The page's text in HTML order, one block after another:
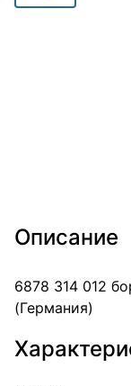
Описание
6878 314 012
(Германия)